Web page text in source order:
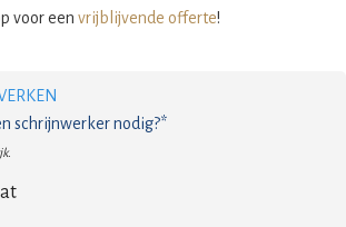
voor een vrijblijvende offerte!
schrijnwerker nodig?*